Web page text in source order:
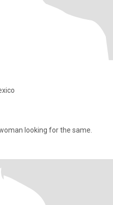
looking for the same.